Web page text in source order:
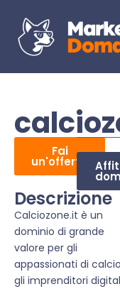
Fai
un'offerta
Descrizione
Calciozone.it è un
dominio di grande
valore per gli
appassionati di
gli imprenditori